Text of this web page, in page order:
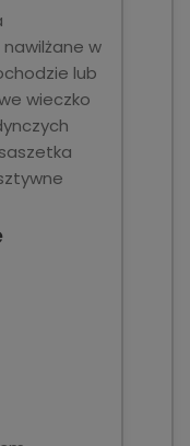
w
lub
wieczko